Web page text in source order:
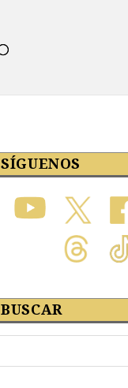
SÍGUENOS
BUSCAR